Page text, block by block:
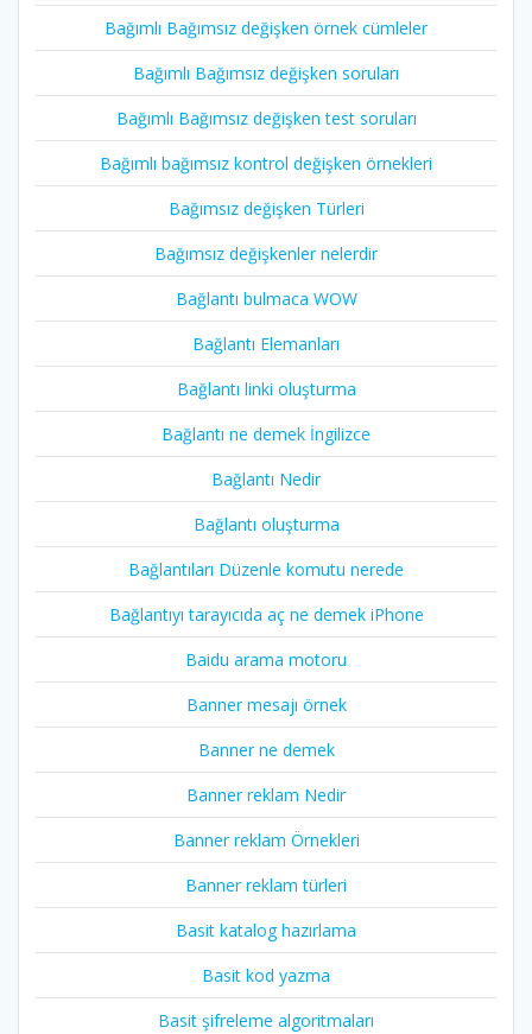
Bağımlı Bağımsız değişken örnek cümleler
Bağımlı Bağımsız değişken soruları
Bağımlı Bağımsız değişken test soruları
Bağımlı bağımsız kontrol değişken örnekleri
Bağımsız değişken Türleri
Bağımsız değişkenler nelerdir
Bağlantı bulmaca WOW
Bağlantı Elemanları
Bağlantı linki oluşturma
Bağlantı ne demek İngilizce
Bağlantı Nedir
Bağlantı oluşturma
Bağlantıları Düzenle komutu nerede
Bağlantıyı tarayıcıda aç ne demek iPhone
Baidu arama motoru
Banner mesajı örnek
Banner ne demek
Banner reklam Nedir
Banner reklam Örnekleri
Banner reklam türleri
Basit katalog hazırlama
Basit kod yazma
Basit şifreleme algoritmaları